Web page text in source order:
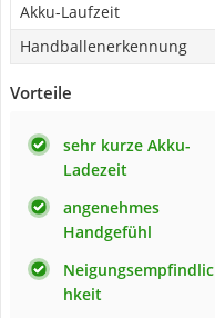
Akku-Laufzeit
Handballenerkennung
Vorteile
sehr kurze Akku-
Ladezeit
angenehmes
Handgefühl
Neigungsempfindlic
hkeit